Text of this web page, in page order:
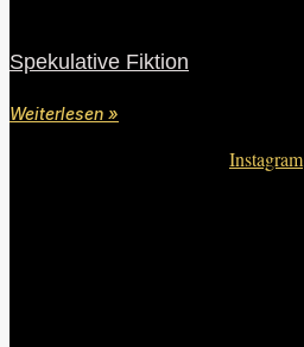
Spekulative Fiktion
Weiterlesen »
Instagram